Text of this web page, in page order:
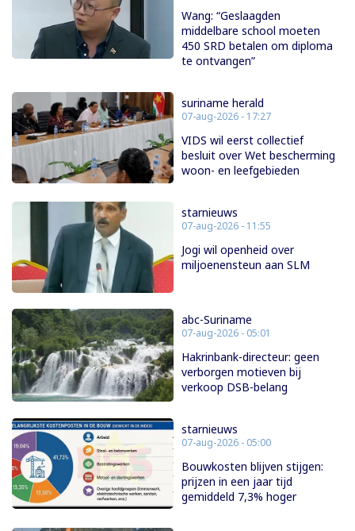
Wang: “Geslaagden
middelbare school moeten
450 SRD betalen om diploma
te ontvangen”
suriname herald
07-aug-2026 - 17:27
VIDS wil eerst collectief
besluit over Wet bescherming
woon- en leefgebieden
starnieuws
07-aug-2026 - 11:55
Jogi wil openheid over
miljoenensteun aan SLM
abc-Suriname
07-aug-2026 - 05:01
Hakrinbank-directeur: geen
verborgen motieven bij
verkoop DSB-belang
starnieuws
07-aug-2026 - 05:00
Bouwkosten blijven stijgen:
prijzen in een jaar tijd
gemiddeld 7,3% hoger